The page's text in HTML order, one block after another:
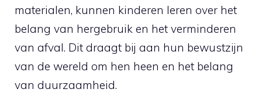
materialen,⁣ kunnen kinderen leren over het
⁤belang van hergebruik ⁣en ‌het verminderen
van ​afval. Dit ‍draagt ⁣bij aan ​hun​ bewustzijn
van ‌de wereld⁤ om hen‌ heen en het ​belang
van duurzaamheid.